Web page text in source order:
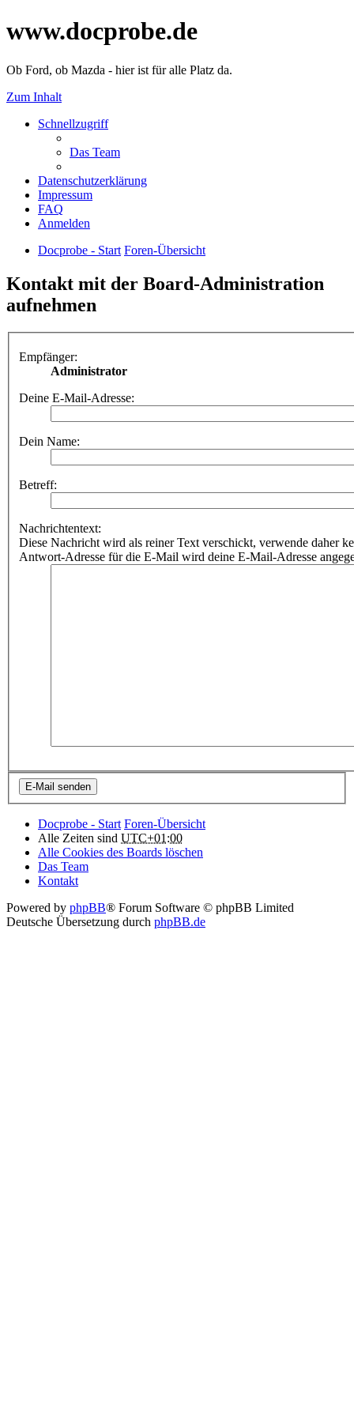
www.docprobe.de
Ob Ford, ob Mazda - hier ist für alle Platz da.
Zum Inhalt
Schnellzugriff
Das Team
Datenschutzerklärung
Impressum
FAQ
Anmelden
Docprobe - Start Foren-Übersicht
Kontakt mit der Board-Administration
aufnehmen
Empfänger:
Administrator
Deine E-Mail-Adresse:
Dein Name:
Betreff:
Nachrichtentext:
Diese Nachricht wird als reiner Text verschickt, verwende daher
Antwort-Adresse für die E-Mail wird deine E-Mail-Adresse
Docprobe - Start Foren-Übersicht
Alle Zeiten sind UTC+01:00
Alle Cookies des Boards löschen
Das Team
Kontakt
Powered by phpBB® Forum Software © phpBB Limited
Deutsche Übersetzung durch phpBB.de